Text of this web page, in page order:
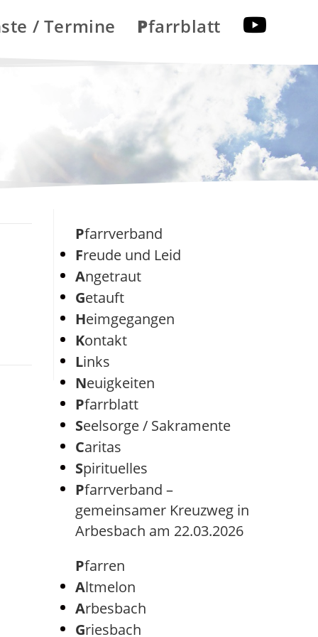
/ Termine Pfarrblatt
Pfarrverband
Freude und Leid
Angetraut
Getauft
Heimgegangen
Kontakt
Links
Neuigkeiten
Pfarrblatt
Seelsorge / Sakramente
Caritas
Spirituelles
Pfarrverband –
gemeinsamer Kreuzweg in
Arbesbach am 22.03.2026
Pfarren
Altmelon
Arbesbach
Griesbach